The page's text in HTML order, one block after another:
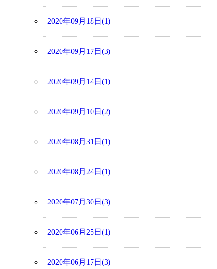
2020年09月18日(1)
2020年09月17日(3)
2020年09月14日(1)
2020年09月10日(2)
2020年08月31日(1)
2020年08月24日(1)
2020年07月30日(3)
2020年06月25日(1)
2020年06月17日(3)